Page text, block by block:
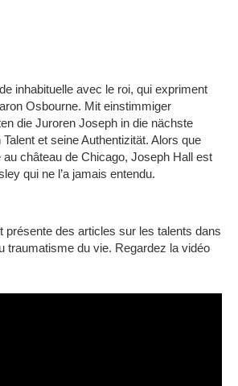
inhabituelle avec le roi, qui expriment
Osbourne. Mit einstimmiger
die Juroren Joseph in die nächste
et seine Authentizität. Alors que
au château de Chicago, Joseph Hall est
qui ne l’a jamais entendu.
présente des articles sur les talents dans
traumatisme du vie. Regardez la vidéo